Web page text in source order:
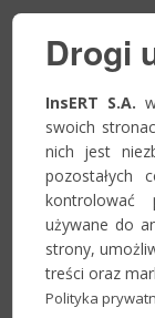
Drogi
InsERT S.A.
swoich
nich jest
pozostałych
kontrolować
używane do
strony,
treści oraz
Polityka